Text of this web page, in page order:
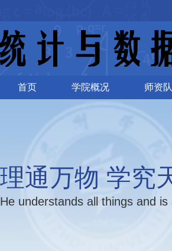
首页 学院概况 师资
理通万物 学究
He understands all things and